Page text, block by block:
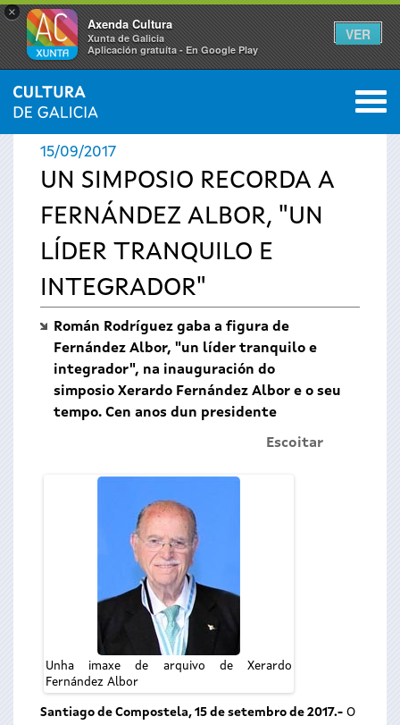
×
Axenda Cultura
Xunta de Galicia
Aplicación gratuíta - En Google Play
VER
Vostede
está
aquí
INICIO › ACTUALIDADE 0
15/09/2017
UN SIMPOSIO RECORDA A
FERNÁNDEZ ALBOR, "UN
LÍDER TRANQUILO E
INTEGRADOR"
Román Rodríguez gaba a figura de
Fernández Albor, "un líder tranquilo e
integrador", na inauguración do
simposio Xerardo Fernández Albor e o seu
tempo. Cen anos dun presidente
Escoitar
Unha imaxe de arquivo de Xerardo
Fernández Albor
Santiago de Compostela, 15 de setembro de 2017.- O